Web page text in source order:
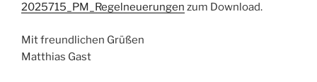
2025715_PM_Regelneuerungen zum Download.
Mit freundlichen Grüßen
Matthias Gast